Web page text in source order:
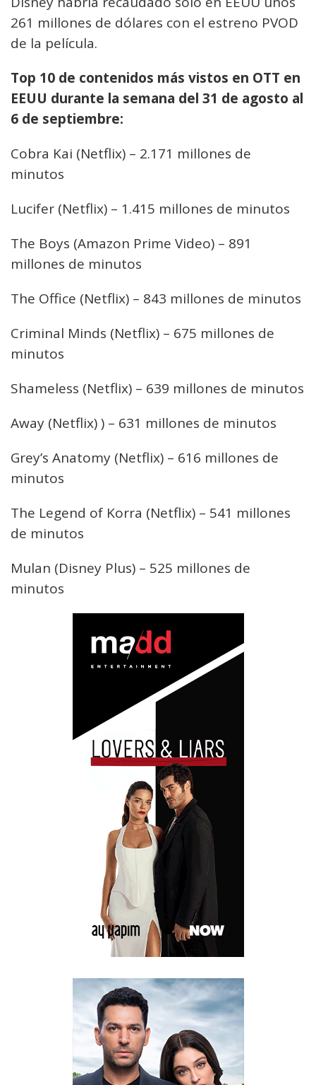
261 millones de dólares con el estreno PVOD
de la película.
Top 10 de contenidos más vistos en OTT en
EEUU durante la semana del 31 de agosto al
6 de septiembre:
Cobra Kai (Netflix) – 2.171 millones de
minutos
Lucifer (Netflix) – 1.415 millones de minutos
The Boys (Amazon Prime Video) – 891
millones de minutos
The Office (Netflix) – 843 millones de minutos
Criminal Minds (Netflix) – 675 millones de
minutos
Shameless (Netflix) – 639 millones de minutos
Away (Netflix) ) – 631 millones de minutos
Grey’s Anatomy (Netflix) – 616 millones de
minutos
The Legend of Korra (Netflix) – 541 millones
de minutos
Mulan (Disney Plus) – 525 millones de
minutos